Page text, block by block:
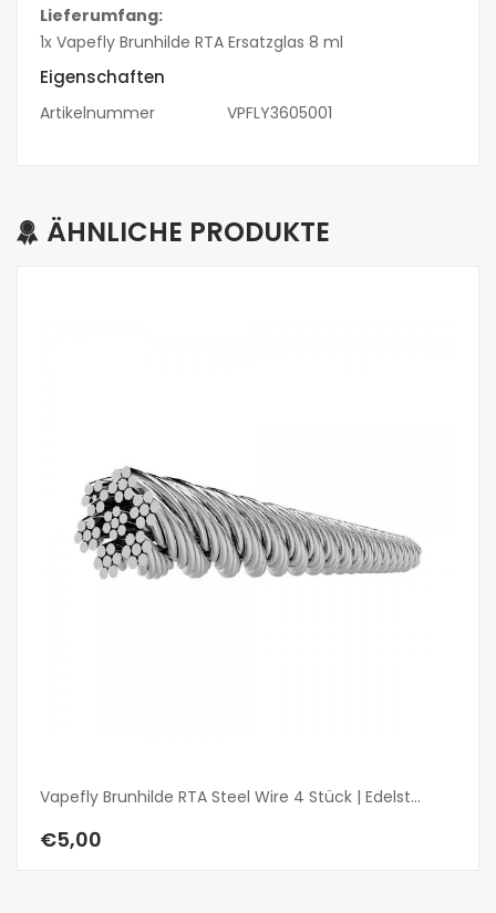
Lieferumfang:
1x Vapefly Brunhilde RTA Ersatzglas 8 ml
Eigenschaften
Artikelnummer VPFLY3605001
ÄHNLICHE PRODUKTE
Vapefly Brunhilde RTA Steel Wire 4 Stück | Edelst...
€5,00